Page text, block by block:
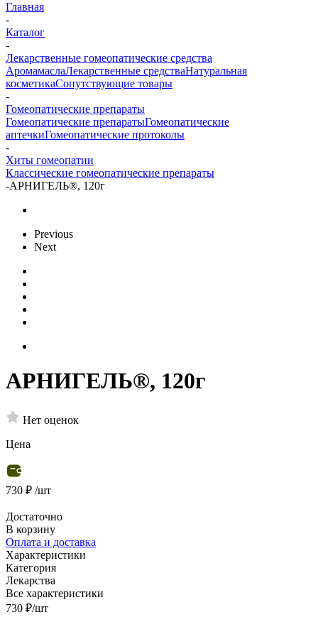
Главная
-
Каталог
-
Лекарственные гомеопатические средства
АромамаслаЛекарственные средстваНатуральная
косметикаСопутствующие товары
-
Гомеопатические препараты
Гомеопатические препаратыГомеопатические
аптечкиГомеопатические протоколы
-
Хиты гомеопатии
Классические гомеопатические препараты
-АРНИГЕЛЬ®, 120г
Previous
Next
АРНИГЕЛЬ®, 120г
Нет оценок
Цена
730 ₽ /шт
Достаточно
В корзину
Оплата и доставка
Характеристики
Категория
Лекарства
Все характеристики
730 ₽/шт